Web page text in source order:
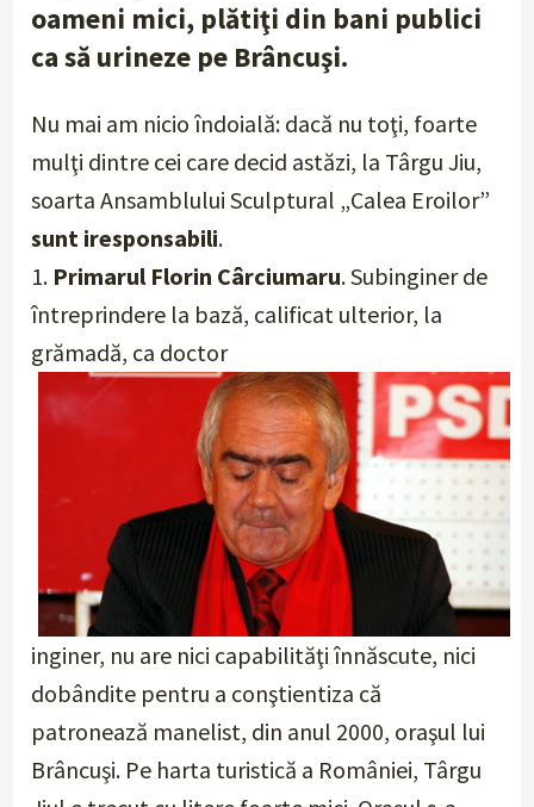
oameni mici, plătiţi din bani publici
ca să urineze pe Brâncuşi.
Nu mai am nicio îndoială: dacă nu toţi, foarte
mulţi dintre cei care decid astăzi, la Târgu Jiu,
soarta Ansamblului Sculptural „Calea Eroilor”
sunt iresponsabili.
1. Primarul Florin Cârciumaru. Subinginer de
întreprindere la bază, calificat ulterior, la
grămadă, ca doctor
inginer, nu are nici capabilităţi înnăscute, nici
dobândite pentru a conştientiza că
patronează manelist, din anul 2000, oraşul lui
Brâncuşi. Pe harta turistică a României, Târgu